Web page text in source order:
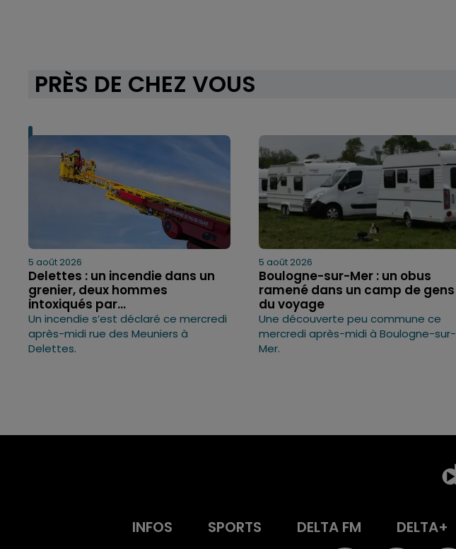
PRÈS DE CHEZ VOUS
5 août 2026
Delettes : un incendie dans un
grenier, deux hommes
intoxiqués par...
Un incendie s’est déclaré ce mercredi
après-midi rue des Meuniers à
Delettes.
5 août 2026
Boulogne-sur-Mer : un obus
ramené dans un camp de gens
du voyage
Une découverte peu commune ce
mercredi après-midi à Boulogne-sur-
Mer.
INFOS SPORTS DELTA FM DELTA+